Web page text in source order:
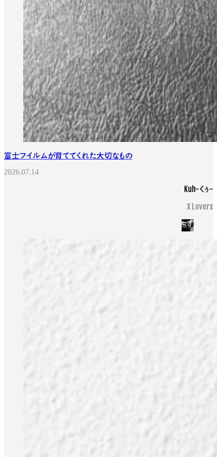
富士フイルムが育ててくれた大切なもの
2026.07.14
Kuh−くぅ−
X Lovers